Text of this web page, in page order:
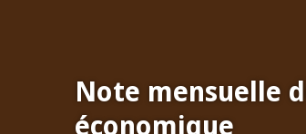
Note mensuelle
économique